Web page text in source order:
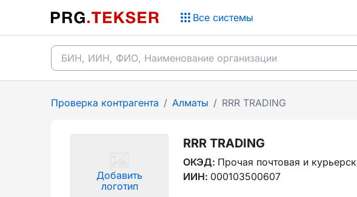
Все системы
Проверка контрагента / Алматы / RRR TRADING
Добавить
логотип
RRR TRADING
ОКЭД: Прочая почтовая и
ИИН: 000103500607